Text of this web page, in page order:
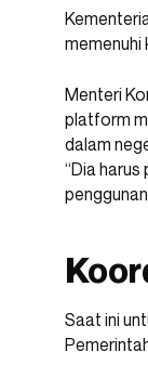
memenuhi
Menteri
platform
dalam
“Dia
Saat ini